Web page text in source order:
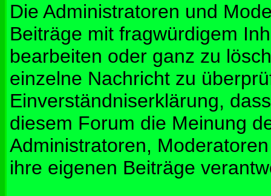
Die Administratoren und
Beiträge mit fragwürdigem
bearbeiten oder ganz zu
einzelne Nachricht zu
Einverständniserklärung,
diesem Forum die Meinung
Administratoren,
ihre eigenen Beiträge